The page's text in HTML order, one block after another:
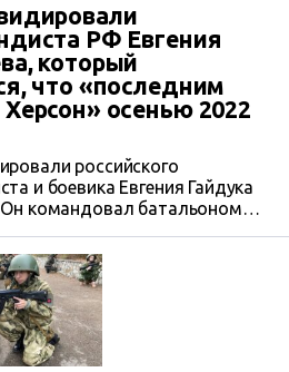
РФ Евгения
который
что «последним
осенью 2022
российского
и боевика Евгения Гайдука
Он командовал батальоном
силах РФ иностранцев, был
Прилепина и
влиятельных
каналов, в частности
В начале полномасштабного
попал в